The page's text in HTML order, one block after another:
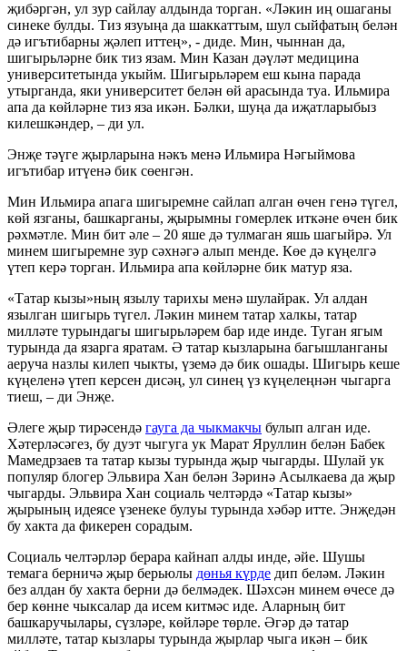
җибәргән, ул зур сайлау алдында торган. «Ләкин иң ошаганы
синеке булды. Тиз язуыңа да шаккаттым, шул сыйфатың белән
дә игътибарны җәлеп иттең», - диде. Мин, чыннан да,
шигырьләрне бик тиз язам. Мин Казан дәүләт медицина
университетында укыйм. Шигырьләрем еш кына парада
утырганда, яки университет белән өй арасында туа. Ильмира
апа да көйләрне тиз яза икән. Бәлки, шуңа да иҗатларыбыз
килешкәндер, – ди ул.
Энҗе тәүге җырларына нәкъ менә Ильмира Нәгыймова
игътибар итүенә бик сөенгән.
Мин Ильмира апага шигыремне сайлап алган өчен генә түгел,
көй язганы, башкарганы, җырымны гомерлек иткәне өчен бик
рәхмәтле. Мин бит әле – 20 яше дә тулмаган яшь шагыйрә. Ул
минем шигыремне зур сәхнәгә алып менде. Көе дә күңелгә
үтеп керә торган. Ильмира апа көйләрне бик матур яза.
«Татар кызы»ның язылу тарихы менә шулайрак. Ул алдан
язылган шигырь түгел. Ләкин минем татар халкы, татар
милләте турындагы шигырьләрем бар иде инде. Туган ягым
турында да язарга яратам. Ә татар кызларына багышланганы
аеруча назлы килеп чыкты, үземә дә бик ошады. Шигырь кеше
күңеленә үтеп керсен дисәң, ул синең үз күңелеңнән чыгарга
тиеш, – ди Энҗе.
Әлеге җыр тирәсендә гауга да чыкмакчы булып алган иде.
Хәтерләсәгез, бу дуэт чыгуга ук Марат Яруллин белән Бабек
Мамедрзаев та татар кызы турында җыр чыгарды. Шулай ук
популяр блогер Эльвира Хан белән Зәринә Асылкаева да җыр
чыгарды. Эльвира Хан социаль челтәрдә «Татар кызы»
җырының идеясе үзенеке булуы турында хәбәр итте. Энҗедән
бу хакта да фикерен сорадым.
Социаль челтәрләр берара кайнап алды инде, әйе. Шушы
темага берничә җыр берьюлы дөнья күрде дип беләм. Ләкин
без алдан бу хакта берни дә белмәдек. Шәхсән минем өчесе дә
бер көнне чыксалар да исем китмәс иде. Аларның бит
башкаручылары, сүзләре, көйләре төрле. Әгәр дә татар
милләте, татар кызлары турында җырлар чыга икән – бик